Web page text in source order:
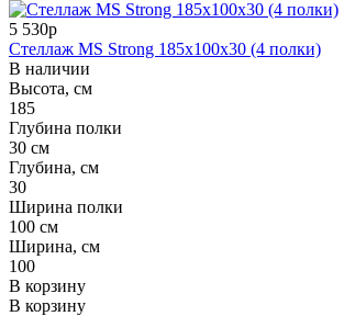
5 530р
Стеллаж MS Strong 185x100x30 (4 полки)
В наличии
Высота, см
185
Глубина полки
30 см
Глубина, см
30
Ширина полки
100 см
Ширина, см
100
В корзину
В корзину